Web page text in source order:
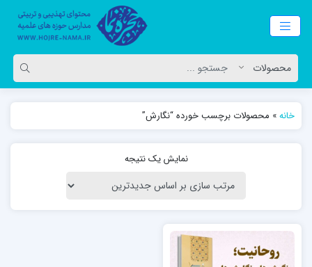
خانه» محصولات برچسب خورده “نگارش”
نمایش یک نتیجه